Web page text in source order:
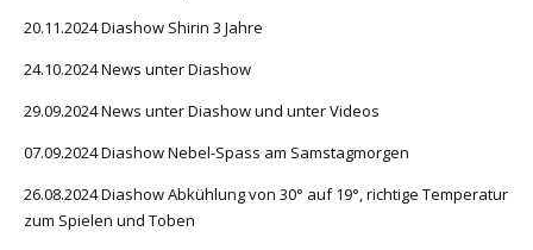
20.11.2024 Diashow Shirin 3 Jahre
24.10.2024 News unter Diashow
29.09.2024 News unter Diashow und unter Videos
07.09.2024 Diashow Nebel-Spass am Samstagmorgen
26.08.2024 Diashow Abkühlung von 30° auf 19°, richtige Temperatur
zum Spielen und Toben